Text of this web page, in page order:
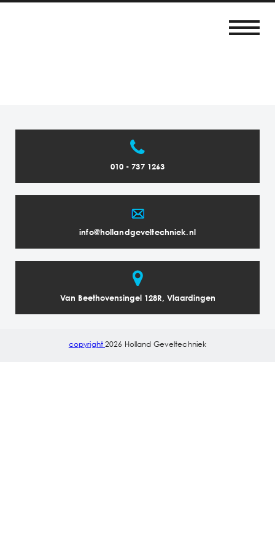
010 - 737 1263
info@hollandgeveltechniek.nl
Van Beethovensingel 128R, Vlaardingen
copyright2026 Holland Geveltechniek